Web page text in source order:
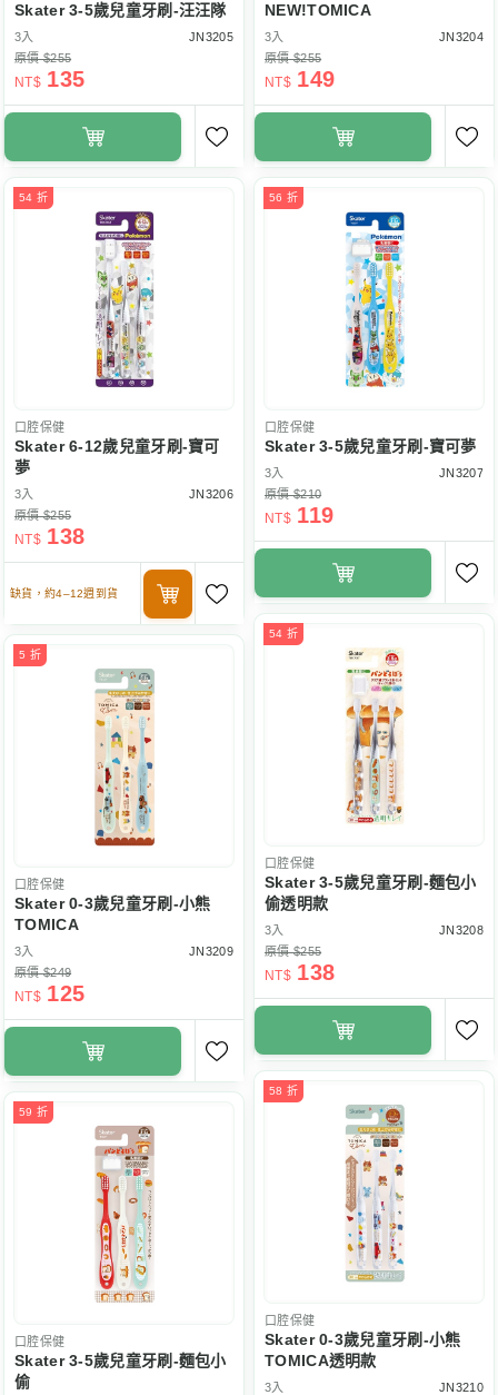
NEW!TOMICA
3入
JN3204
原價 $255
NT$ 149
Skater 3-5歲兒童牙刷-汪汪隊
3入
JN3205
原價 $255
NT$ 135
54 折
口腔保健
Skater 6-12歲兒童牙刷-寶可
夢
3入
JN3206
原價 $255
NT$ 138
缺貨，約4–12週到貨
56 折
口腔保健
Skater 3-5歲兒童牙刷-寶可夢
3入
JN3207
原價 $210
NT$ 119
54 折
口腔保健
Skater 3-5歲兒童牙刷-麵包小
偷透明款
3入
JN3208
原價 $255
NT$ 138
5 折
口腔保健
Skater 0-3歲兒童牙刷-小熊
TOMICA
3入
JN3209
原價 $249
NT$ 125
58 折
口腔保健
Skater 0-3歲兒童牙刷-小熊
TOMICA透明款
3入
JN3210
59 折
口腔保健
Skater 3-5歲兒童牙刷-麵包小
偷